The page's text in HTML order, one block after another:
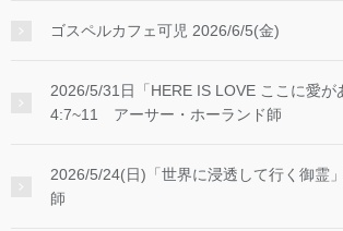
ゴスペルカフェ可児 2026/6/5(金)
2026/5/31日「HERE IS LOVE ここに愛
4:7~11 アーサー・ホーランド師
2026/5/24(日)「世界に浸透して行く御
師